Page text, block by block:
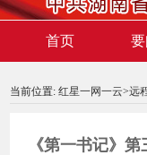
首页
当前位置: 红星一网一云>远
《第一书记》第
00:00:00 / 00:00